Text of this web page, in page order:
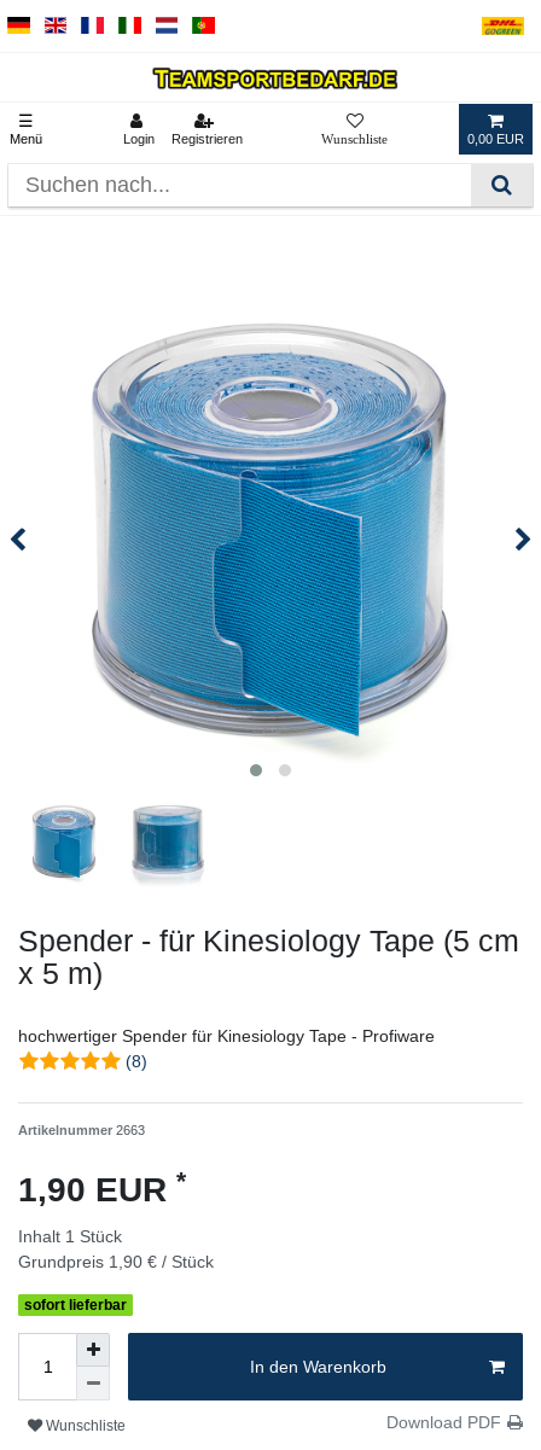
☰
Menü Login Registrieren 0,00 EUR
Spender - für Kinesiology Tape (5 cm
x 5 m)
hochwertiger Spender für Kinesiology Tape - Profiware
(8)
Artikelnummer 2663
1,90 EUR *
Inhalt 1 Stück
Grundpreis 1,90 € / Stück
sofort lieferbar
In den Warenkorb
Wunschliste Download PDF